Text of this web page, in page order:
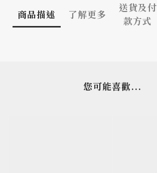
商品描述 了解更多
送貨及付
款方式
您可能喜歡...